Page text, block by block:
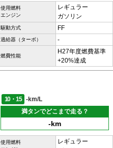
使用燃料
エンジン
レギュラー
ガソリン
駆動方式 FF
過給器（ターボ） -
燃費性能
H27年度燃費基準
+20%達成
10・15
-km/L
満タンでどこまで走る？
-km
使用燃料
レギュラー